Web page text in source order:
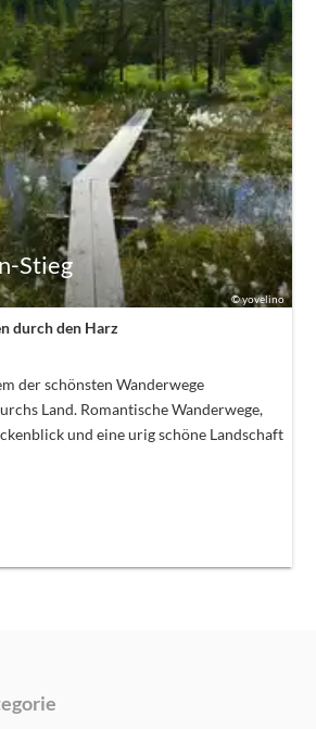
©yovelino
Stieg
durch den Harz
der schönsten Wanderwege
Land. Romantische Wanderwege,
und eine urig schöne Landschaft